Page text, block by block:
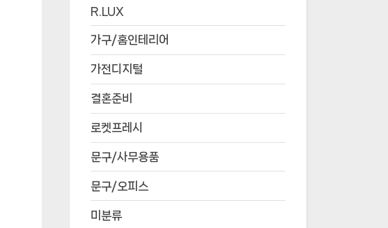
R.LUX
가구/홈인테리어
가전디지털
결혼준비
로켓프레시
문구/사무용품
문구/오피스
미분류